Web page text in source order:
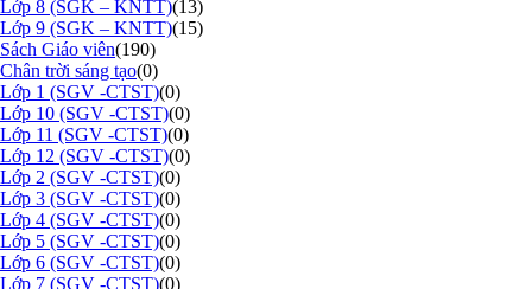
Lớp 8 (SGK – KNTT)(13)
Lớp 9 (SGK – KNTT)(15)
Sách Giáo viên(190)
Chân trời sáng tạo(0)
Lớp 1 (SGV -CTST)(0)
Lớp 10 (SGV -CTST)(0)
Lớp 11 (SGV -CTST)(0)
Lớp 12 (SGV -CTST)(0)
Lớp 2 (SGV -CTST)(0)
Lớp 3 (SGV -CTST)(0)
Lớp 4 (SGV -CTST)(0)
Lớp 5 (SGV -CTST)(0)
Lớp 6 (SGV -CTST)(0)
Lớp 7 (SGV -CTST)(0)